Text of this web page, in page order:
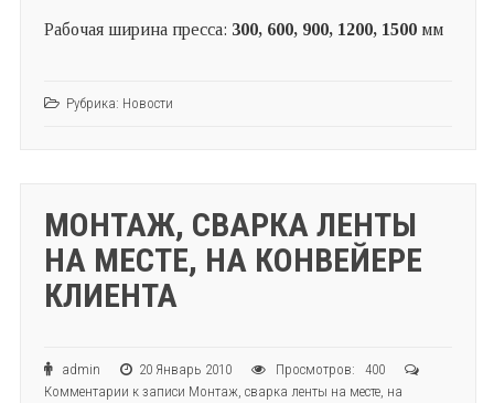
Рабочая ширина пресса: 300, 600, 900, 1200, 1500мм
Рубрика: Новости
МОНТАЖ, СВАРКА ЛЕНТЫ
НА МЕСТЕ, НА КОНВЕЙЕРЕ
КЛИЕНТА
admin 20 Январь 2010
Просмотров: 400
Комментарии к записи Монтаж, сварка ленты на месте, на